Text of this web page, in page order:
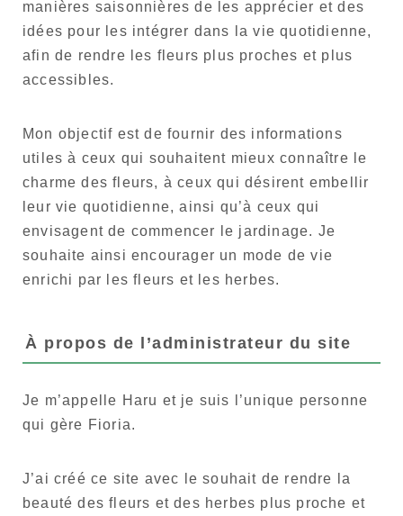
manières saisonnières de les apprécier et des
idées pour les intégrer dans la vie quotidienne,
afin de rendre les fleurs plus proches et plus
accessibles.
Mon objectif est de fournir des informations
utiles à ceux qui souhaitent mieux connaître le
charme des fleurs, à ceux qui désirent embellir
leur vie quotidienne, ainsi qu’à ceux qui
envisagent de commencer le jardinage. Je
souhaite ainsi encourager un mode de vie
enrichi par les fleurs et les herbes.
À propos de l’administrateur du site
Je m’appelle Haru et je suis l’unique personne
qui gère Fioria.
J’ai créé ce site avec le souhait de rendre la
beauté des fleurs et des herbes plus proche et